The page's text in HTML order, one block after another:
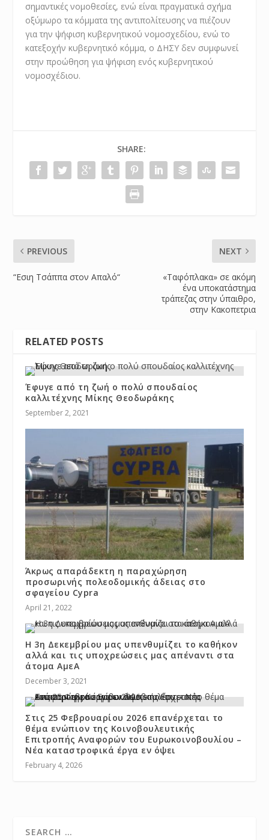
σημαντικές νομοθεσίες, ενώ είναι πραγματικά σχήμα
οξύμωρο τα κόμματα της αντιπολίτευσης να πιέζουν
για την ψήφιση κυβερνητικού νομοσχεδίου, ενώ το
κατεξοχήν κυβερνητικό κόμμα, ο ΔΗΣΥ δεν συμφωνεί
στην προώθηση για ψήφιση ενός κυβερνητικού
νομοσχέδιου.
SHARE:
PREVIOUS
“Εσιη Τσάππα στον Απαλό“
NEXT
«Ταφόπλακα» σε ακόμη
ένα υποκατάστημα
τράπεζας στην ύπαιθρο,
στην Κακοπετρια
RELATED POSTS
Έφυγε από τη ζωή ο πολύ σπουδαίος
καλλιτέχνης Μίκης Θεοδωράκης
September 2, 2021
Άκρως απαράδεκτη η παραχώρηση
προσωρινής πολεοδομικής άδειας στο
σφαγείου Cypra
April 21, 2022
Η 3η Δεκεμβρίου μας υπενθυμίζει το καθήκον
αλλά και τις υποχρεώσεις μας απέναντι στα
άτομα ΑμεΑ
December 3, 2021
Στις 25 Φεβρουαρίου 2026 επανέρχεται το
θέμα ενώπιον της Κοινοβουλευτικής
Επιτροπής Αναφορών του Ευρωκοινοβουλίου –
Νέα καταστροφικά έργα εν όψει
February 4, 2026